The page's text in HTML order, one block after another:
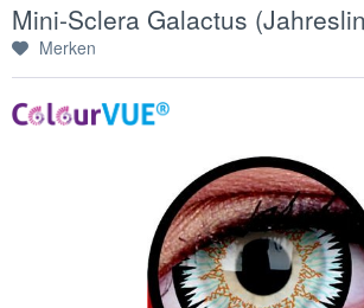
Mini-Sclera Galactus
Merken